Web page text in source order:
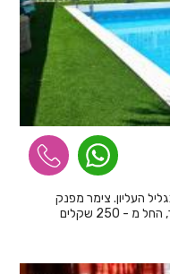
העליון. צימר מפנק
ורומנטי במלוא הפרטיות! עכשיו חדש באתר, החל מ - 250 שקלים